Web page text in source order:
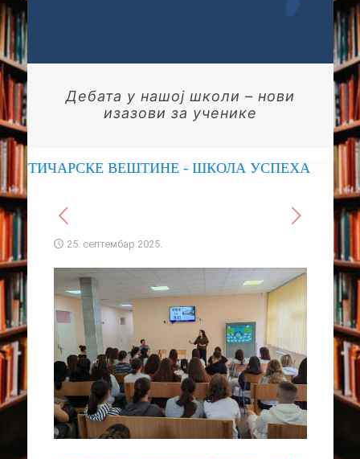
Дебата у нашој школи – нови
изазови за ученике
ВЕШТИНЕ - ШКОЛА УСПЕХА
25. септембар 2025.